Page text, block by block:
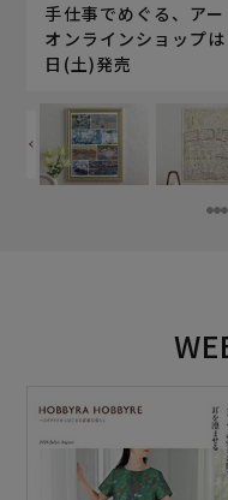
手仕事でめぐる、ア
オンラインショップ
日(土)発売